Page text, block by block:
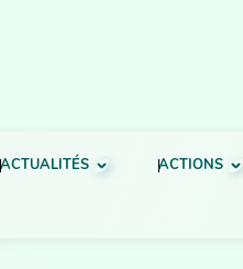
ACTUALITÉS ACTIONS